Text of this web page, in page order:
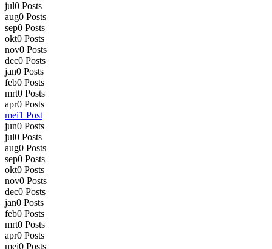
jul0 Posts
aug0 Posts
sep0 Posts
okt0 Posts
nov0 Posts
dec0 Posts
jan0 Posts
feb0 Posts
mrt0 Posts
apr0 Posts
mei1 Post
jun0 Posts
jul0 Posts
aug0 Posts
sep0 Posts
okt0 Posts
nov0 Posts
dec0 Posts
jan0 Posts
feb0 Posts
mrt0 Posts
apr0 Posts
mei0 Posts